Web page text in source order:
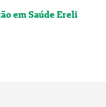
em Saúde Ereli